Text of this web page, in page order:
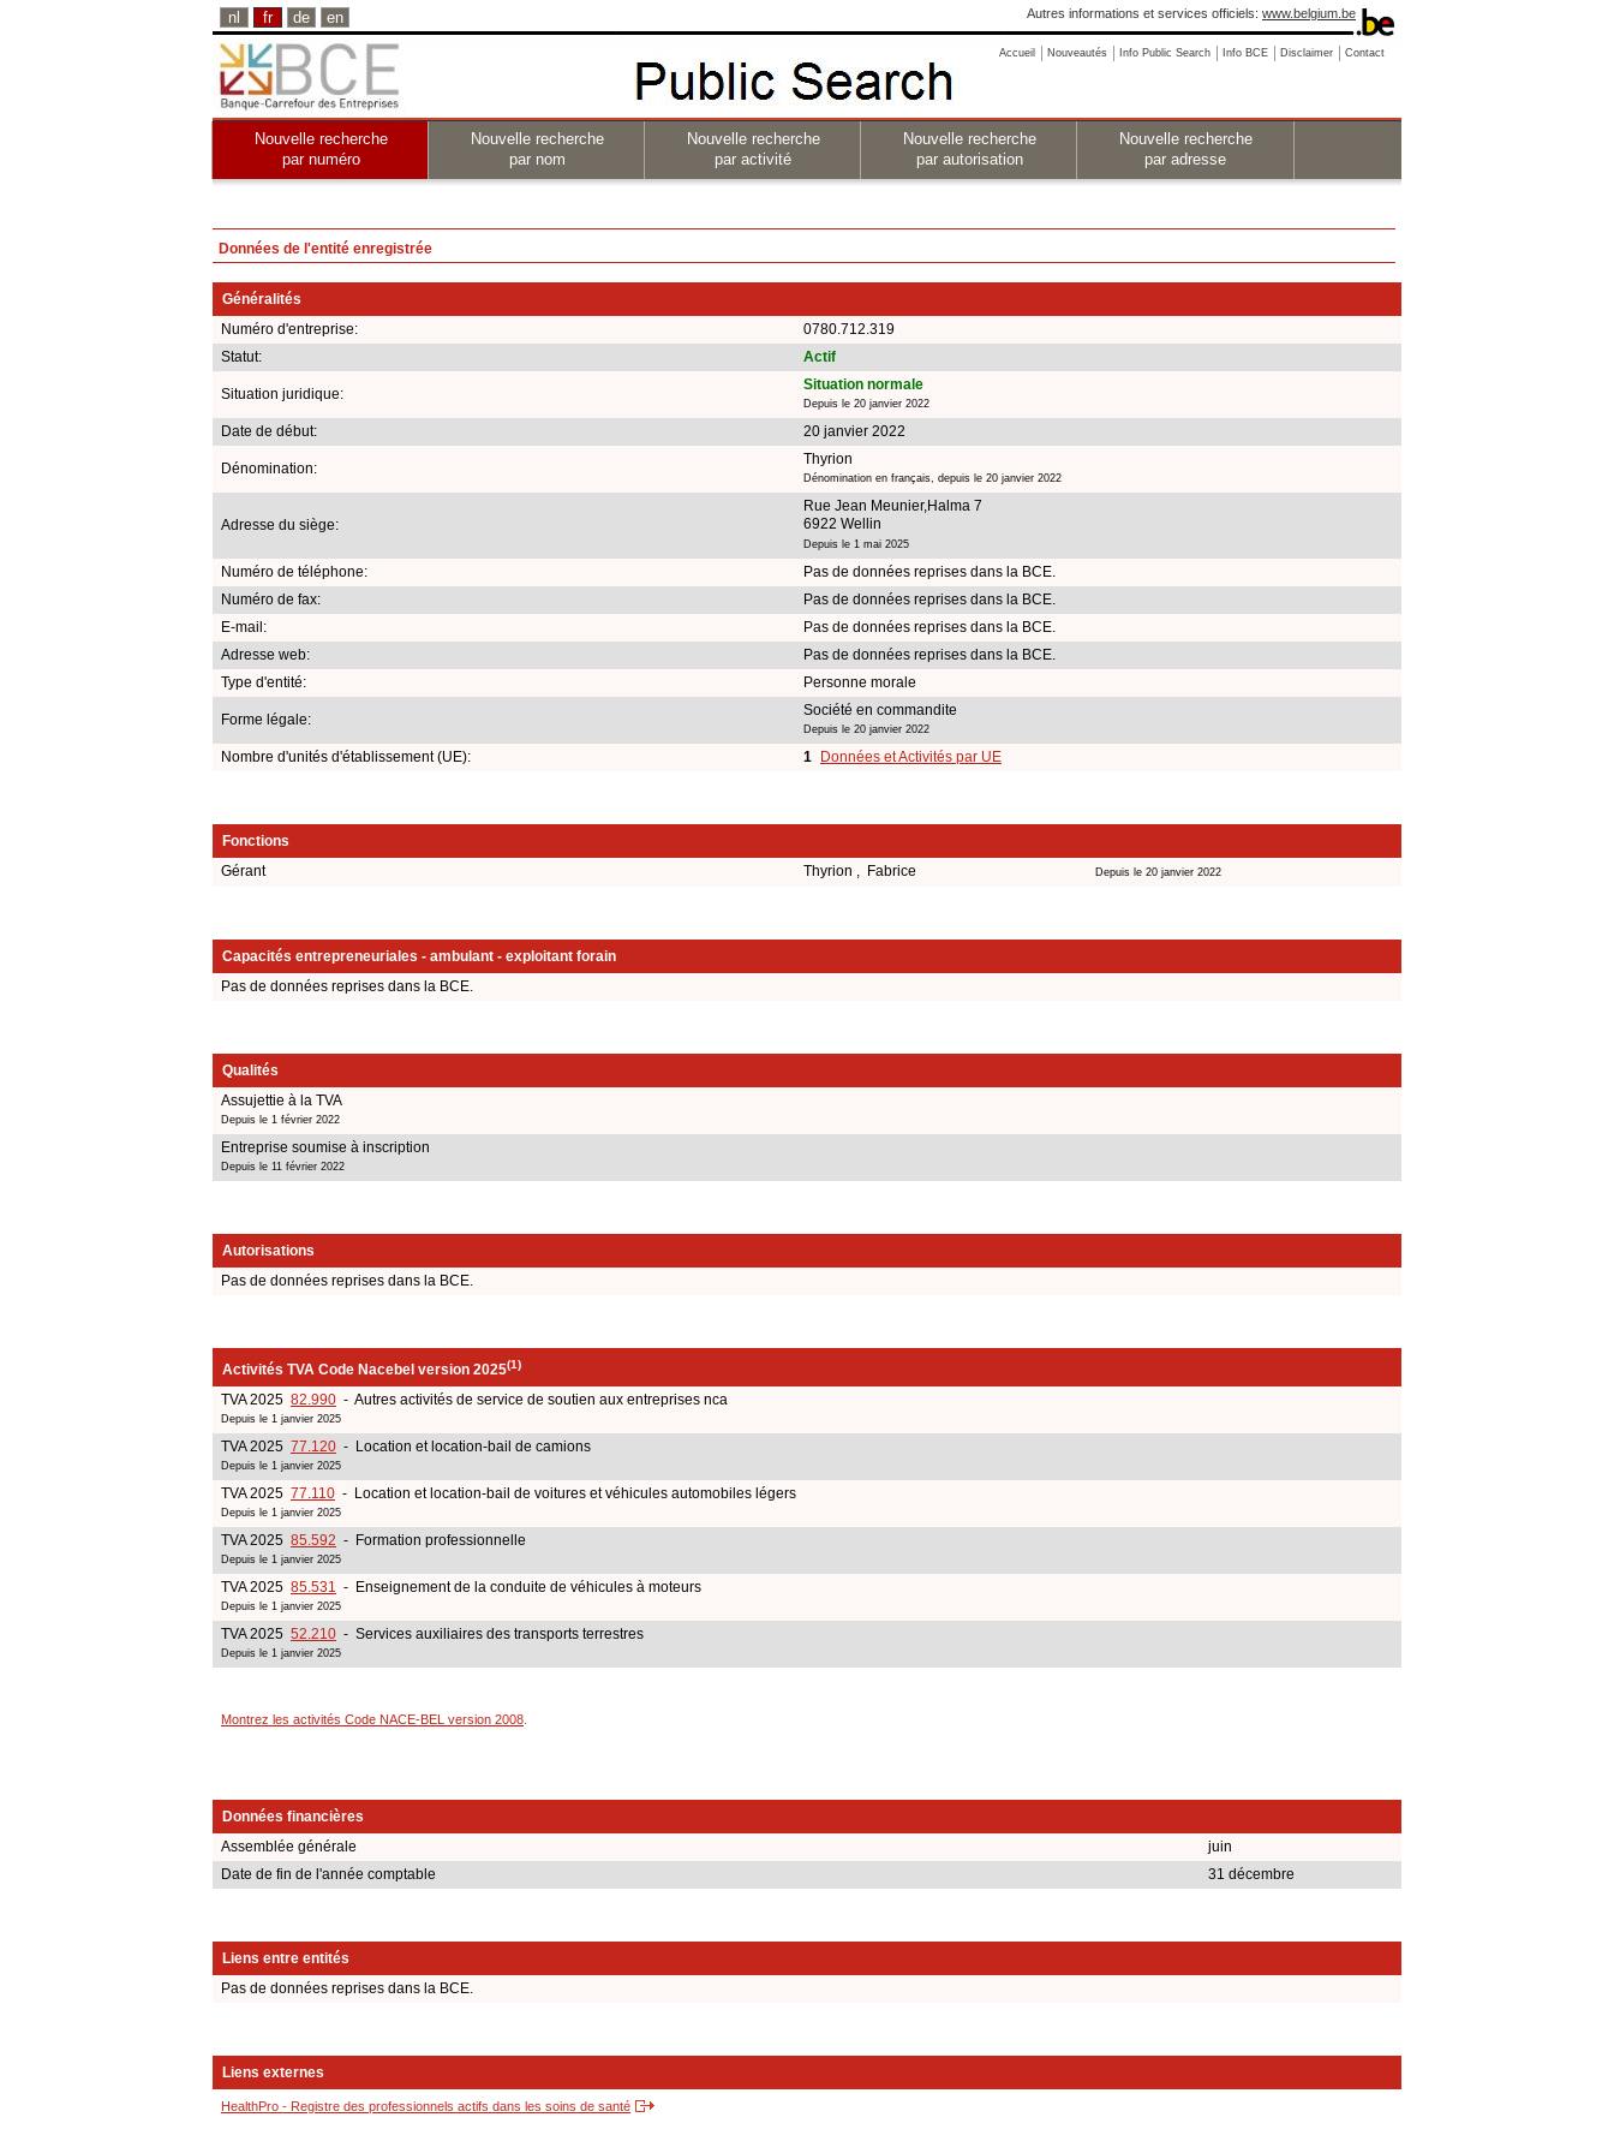
nl fr de en Autres informations et services officiels: www.belgium.be
Accueil Nouveautés Info Public Search Info BCE Disclaimer Contact
Nouvelle recherche
par numéro
Nouvelle recherche
par nom
Nouvelle recherche
par activité
Nouvelle recherche
par autorisation
Nouvelle recherche
par adresse
Données de l'entité enregistrée
Généralités
Numéro d'entreprise:
0780.712.319
Statut:
Actif
Situation juridique:
Situation normale
Depuis le 20 janvier 2022
Date de début: 20 janvier 2022
Dénomination:
Thyrion
Dénomination en français, depuis le 20 janvier 2022
Adresse du siège:
Rue Jean Meunier,Halma 7
6922 Wellin
Depuis le 1 mai 2025
Numéro de téléphone:
Pas de données reprises dans la BCE.
Numéro de fax:
Pas de données reprises dans la BCE.
E-mail:
Pas de données reprises dans la BCE.
Adresse web:
Pas de données reprises dans la BCE.
Type d'entité:
Personne morale
Forme légale:
Société en commandite
Depuis le 20 janvier 2022
Nombre d'unités d'établissement (UE): 1 Données et Activités par UE
Fonctions
Gérant
Thyrion , Fabrice Depuis le 20 janvier 2022
Capacités entrepreneuriales - ambulant - exploitant forain
Pas de données reprises dans la BCE.
Qualités
Assujettie à la TVA
Depuis le 1 février 2022
Entreprise soumise à inscription
Depuis le 11 février 2022
Autorisations
Pas de données reprises dans la BCE.
Activités TVA Code Nacebel version 2025(1)
TVA 2025 82.990 - Autres activités de service de soutien aux entreprises nca
Depuis le 1 janvier 2025
TVA 2025 77.120 - Location et location-bail de camions
Depuis le 1 janvier 2025
TVA 2025 77.110 - Location et location-bail de voitures et véhicules automobiles légers
Depuis le 1 janvier 2025
TVA 2025 85.592 - Formation professionnelle
Depuis le 1 janvier 2025
TVA 2025 85.531 - Enseignement de la conduite de véhicules à moteurs
Depuis le 1 janvier 2025
TVA 2025 52.210 - Services auxiliaires des transports terrestres
Depuis le 1 janvier 2025
Montrez les activités Code NACE-BEL version 2008
Données financières
Assemblée générale
juin
Date de fin de l'année comptable
31 décembre
Liens entre entités
Pas de données reprises dans la BCE.
Liens externes
HealthPro - Registre des professionnels actifs dans les soins de santé